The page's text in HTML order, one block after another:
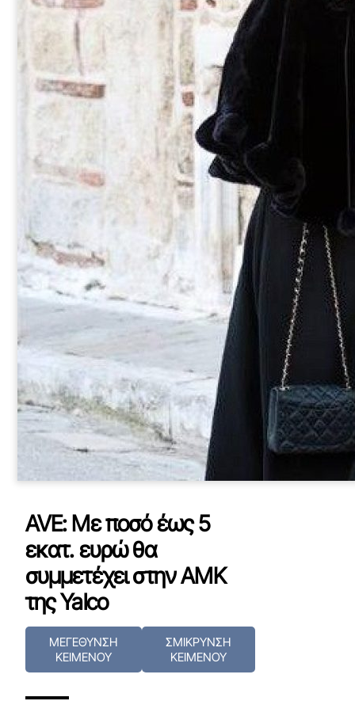
AVE: Με ποσό έως 5
εκατ. ευρώ θα
συμμετέχει στην ΑΜΚ
της Yalco
ΜΕΓΕΘΥΝΣΗ
ΚΕΙΜΕΝΟΥ
ΣΜΙΚΡΥΝΣΗ
ΚΕΙΜΕΝΟΥ